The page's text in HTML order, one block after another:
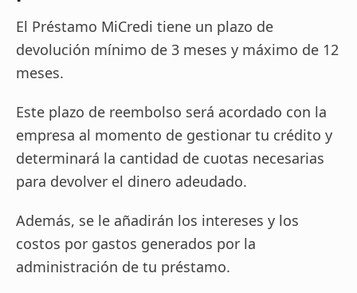
El Préstamo MiCredi tiene un plazo de
devolución mínimo de 3 meses y máximo de 12
meses.
Este plazo de reembolso será acordado con la
empresa al momento de gestionar tu crédito y
determinará la cantidad de cuotas necesarias
para devolver el dinero adeudado.
Además, se le añadirán los intereses y los
costos por gastos generados por la
administración de tu préstamo.